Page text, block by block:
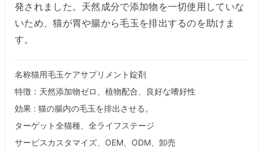
発されました。天然成分で添加物を一切使用していな
いため、猫が胃や腸から毛玉を排出するのを助けま
す。
名称猫用毛玉ケアサプリメント錠剤
特徴：天然添加物ゼロ、植物配合、良好な嗜好性
効果 : 猫の腸内の毛玉を排出させる。
ターゲット全猫種、全ライフステージ
サービスカスタマイズ、OEM、ODM、卸売